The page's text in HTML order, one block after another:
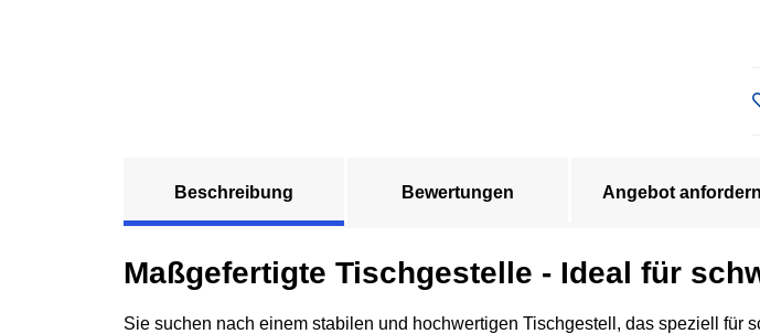
Beschreibung Bewertungen Angebot anfordern
Maßgefertigte Tischgestelle - Ideal für
Sie suchen nach einem stabilen und hochwertigen Tischgestell, das speziell für